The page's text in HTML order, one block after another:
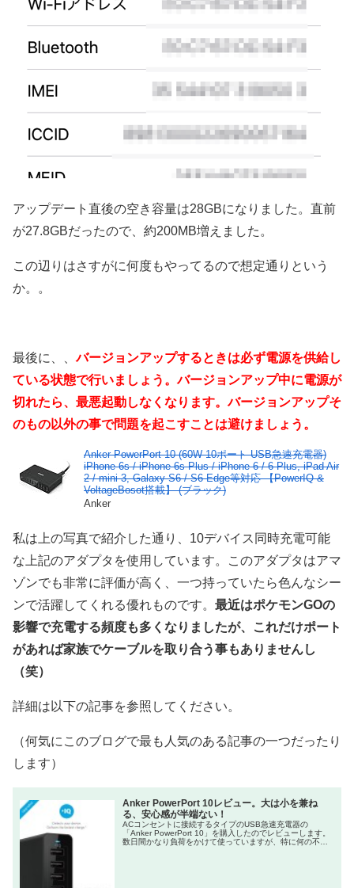
アップデート直後の空き容量は28GBになりました。直前
が27.8GBだったので、約200MB増えました。
この辺りはさすがに何度もやってるので想定通りという
か。。
最後に、、バージョンアップするときは必ず電源を供給し
ている状態で行いましょう。バージョンアップ中に電源が
切れたら、最悪起動しなくなります。バージョンアップそ
のもの以外の事で問題を起こすことは避けましょう。
Anker PowerPort 10 (60W 10ポート USB急速充電器)
iPhone 6s / iPhone 6s Plus / iPhone 6 / 6 Plus, iPad Air
2 / mini 3, Galaxy S6 / S6 Edge等対応 【PowerIQ &
VoltageBosot搭載】 (ブラック)
Anker
私は上の写真で紹介した通り、10デバイス同時充電可能
な上記のアダプタを使用しています。このアダプタはアマ
ゾンでも非常に評価が高く、一つ持っていたら色んなシー
ンで活躍してくれる優れものです。 最近はポケモンGOの
影響で充電する頻度も多くなりましたが、これだけポート
があれば家族でケーブルを取り合う事もありませんし
（笑）
詳細は以下の記事を参照してください。
（何気にこのブログで最も人気のある記事の一つだったり
します）
Anker PowerPort 10レビュー。大は小を兼ね
る、安心感が半端ない！
ACコンセントに接続するタイプのUSB急速充電器の
「Anker PowerPort 10」を購入したのでレビューします。
数日間かなり負荷をかけて使っていますが、特に何の不具